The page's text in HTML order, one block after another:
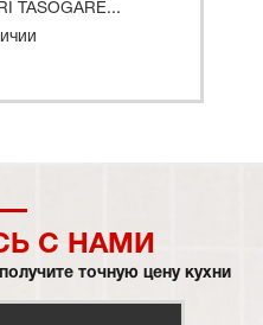
TASOGARE...
С НАМИ
точную цену кухни